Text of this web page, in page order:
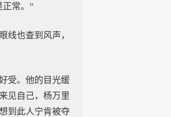
常。”
线也查到风声，
受。他的目光缓
见自己，杨万里
到此人宁肯被夺